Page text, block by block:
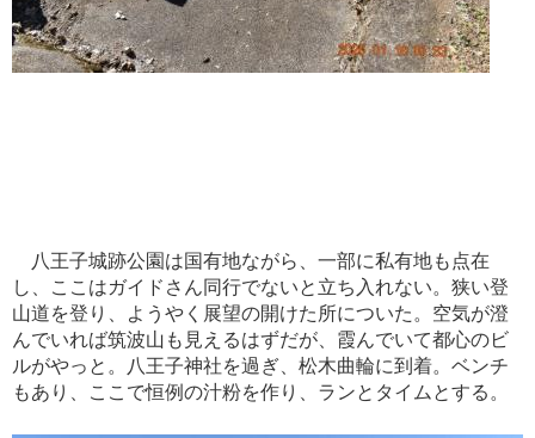
八王子城跡公園は国有地ながら、一部に私有地も点在
し、ここはガイドさん同行でないと立ち入れない。狭い登
山道を登り、ようやく展望の開けた所についた。空気が澄
んでいれば筑波山も見えるはずだが、霞んでいて都心のビ
ルがやっと。八王子神社を過ぎ、松木曲輪に到着。ベンチ
もあり、ここで恒例の汁粉を作り、ランとタイムとする。